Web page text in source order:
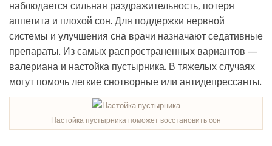
наблюдается сильная раздражительность, потеря
аппетита и плохой сон. Для поддержки нервной
системы и улучшения сна врачи назначают седативные
препараты. Из самых распространенных вариантов —
валериана и настойка пустырника. В тяжелых случаях
могут помочь легкие снотворные или антидепрессанты.
Настойка пустырника поможет восстановить сон